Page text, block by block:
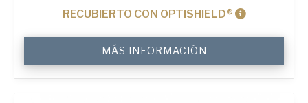
RECUBIERTO CON OPTISHIELD®
Pizza
Tray
cantidad
MÁS INFORMACIÓN